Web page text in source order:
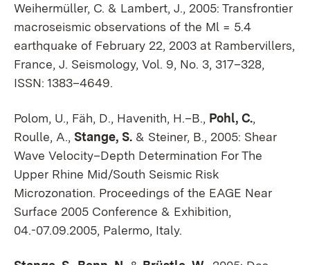
Weihermüller, C. & Lambert, J., 2005: Transfrontier
macroseismic observations of the Ml = 5.4
earthquake of February 22, 2003 at Rambervillers,
France, J. Seismology, Vol. 9, No. 3, 317–328,
ISSN: 1383–4649.
Polom, U., Fäh, D., Havenith, H.–B., Pohl, C.,
Roulle, A., Stange, S. & Steiner, B., 2005: Shear
Wave Velocity–Depth Determination For The
Upper Rhine Mid/South Seismic Risk
Microzonation. Proceedings of the EAGE Near
Surface 2005 Conference & Exhibition,
04.-07.09.2005, Palermo, Italy.